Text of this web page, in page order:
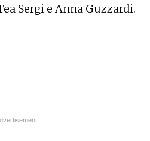
Sergi e Anna Guzzardi.